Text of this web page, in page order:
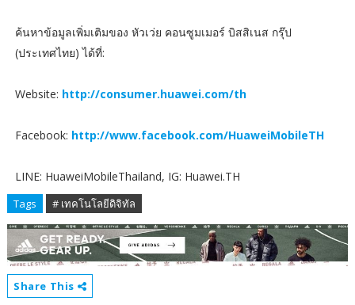
ค้นหาข้อมูลเพิ่มเติมของ หัวเว่ย คอนซูมเมอร์ บิสสิเนส กรุ๊ป
(ประเทศไทย) ได้ที่:
Website: http://consumer.huawei.com/th
Facebook: http://www.facebook.com/HuaweiMobileTH
LINE: HuaweiMobileThailand, IG: Huawei.TH
Tags # เทคโนโลยีดิจิทัล
Share This